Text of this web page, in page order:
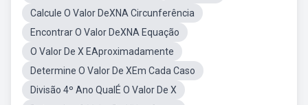
Calcule O Valor DeXNA Circunferência
Encontrar O Valor DeXNA Equação
O Valor De X EAproximadamente
Determine O Valor De XEm Cada Caso
Divisão 4º Ano QualÉ O Valor De X